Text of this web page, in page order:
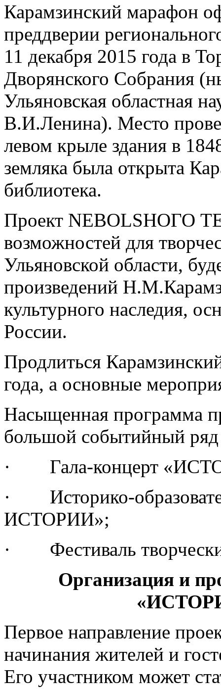
Карамзинский марафон
преддверии
11 декабря 2015 года в
Дворянского Собрания
Ульяновская областная
В.И.Ленина). Место
левом крыле здания в
земляка была открыта
библиотека.
Проект NEBOLSHОГО
возможностей для
Ульяновской области,
произведений
культурного наследия,
России.
Продлиться
года, а основные
Насыщенная программа
большой событийный
· Гала-концерт
· Историко-
ИСТОРИИ»;
· Фестиваль
Организация и
Первое направление
начинания жителей и
Его участником может